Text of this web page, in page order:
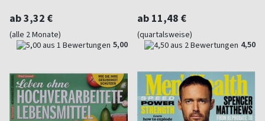
ab 3,32 €
(alle 2 Monate)
5,00
ab 11,48 €
(quartalsweise)
4,50